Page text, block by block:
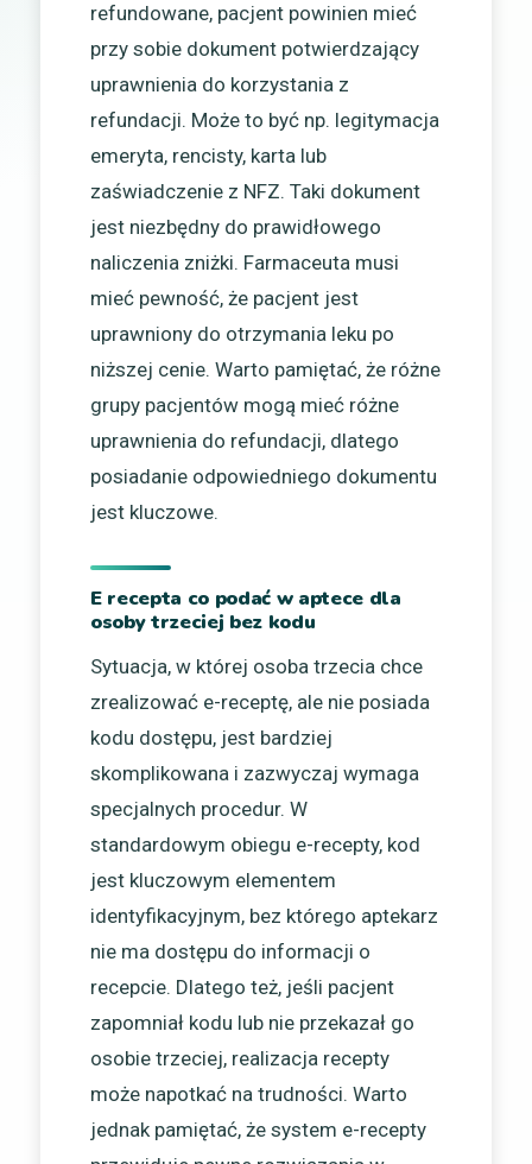
refundowane, pacjent powinien mieć
przy sobie dokument potwierdzający
uprawnienia do korzystania z
refundacji. Może to być np. legitymacja
emeryta, rencisty, karta lub
zaświadczenie z NFZ. Taki dokument
jest niezbędny do prawidłowego
naliczenia zniżki. Farmaceuta musi
mieć pewność, że pacjent jest
uprawniony do otrzymania leku po
niższej cenie. Warto pamiętać, że różne
grupy pacjentów mogą mieć różne
uprawnienia do refundacji, dlatego
posiadanie odpowiedniego dokumentu
jest kluczowe.
E recepta co podać w aptece dla
osoby trzeciej bez kodu
Sytuacja, w której osoba trzecia chce
zrealizować e-receptę, ale nie posiada
kodu dostępu, jest bardziej
skomplikowana i zazwyczaj wymaga
specjalnych procedur. W
standardowym obiegu e-recepty, kod
jest kluczowym elementem
identyfikacyjnym, bez którego aptekarz
nie ma dostępu do informacji o
recepcie. Dlatego też, jeśli pacjent
zapomniał kodu lub nie przekazał go
osobie trzeciej, realizacja recepty
może napotkać na trudności. Warto
jednak pamiętać, że system e-recepty